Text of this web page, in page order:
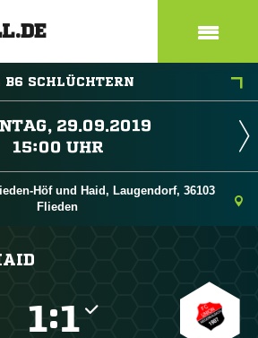
B6 SCHLÜCHTERN

 
Höf und Haid, Laugendorf, 36103
Flieden
: